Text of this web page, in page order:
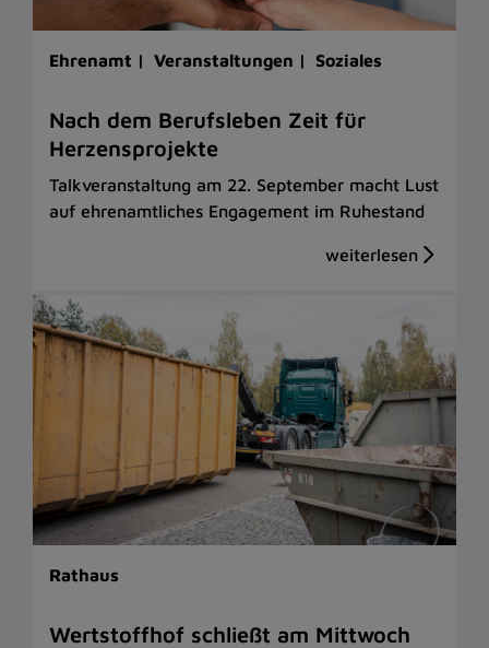
Ehrenamt | Veranstaltungen | Soziales
Nach dem Berufsleben Zeit für
Herzensprojekte
Talkveranstaltung am 22. September macht Lust
auf ehrenamtliches Engagement im Ruhestand
Rathaus
Wertstoffhof schließt am Mittwoch